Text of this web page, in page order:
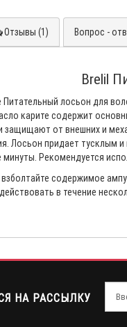
Отзывы (1) Вопрос -
Brelil
Питательный лосьон для
карите содержит
защищают от внешних и
Лосьон придает тусклым
Рекомендуется
взболтайте содержимое
в течение
НА РАССЫЛКУ